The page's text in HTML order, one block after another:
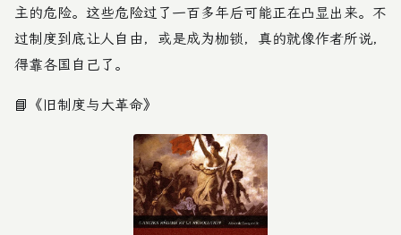
主的危险。这些危险过了一百多年后可能正在凸显出来。不
过制度到底让人自由，或是成为枷锁，真的就像作者所说，
得靠各国自己了。
📘 《旧制度与大革命》